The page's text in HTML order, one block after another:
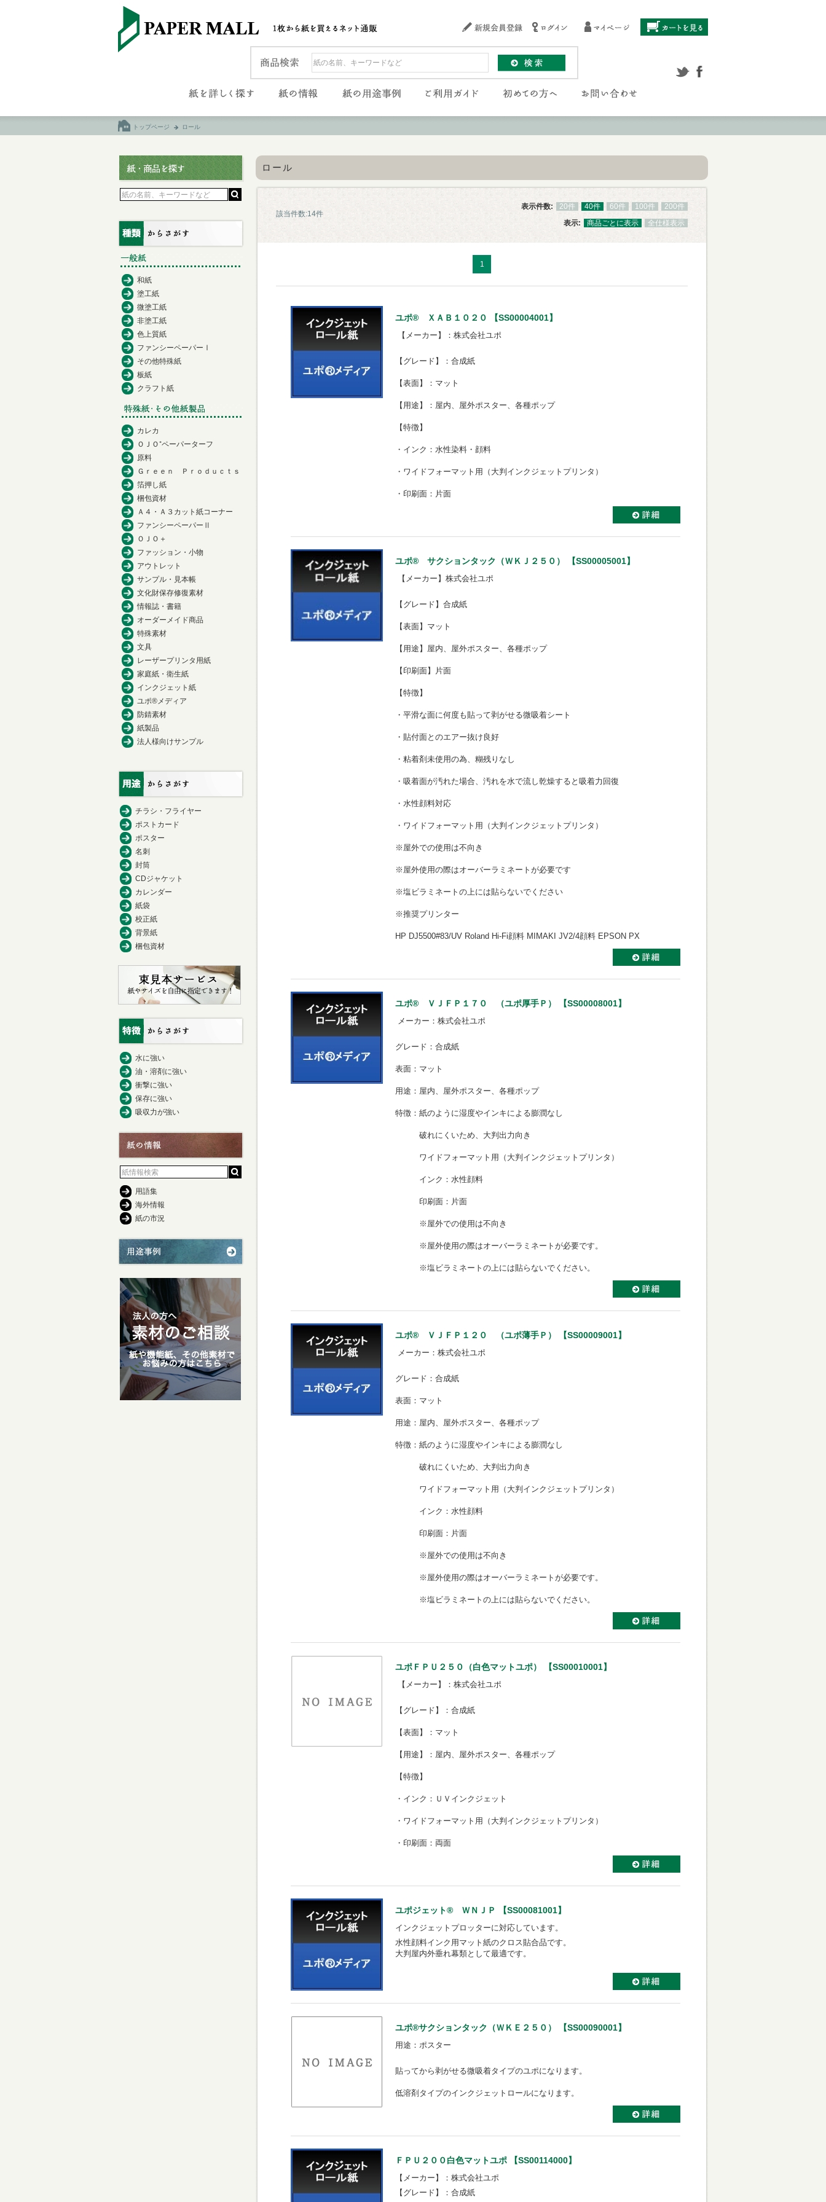
トップページ ロール
ロール
該当件数:14件
表示件数: 20件 40件 60件 100件
200件
表示:
商品ごとに表示 全仕様表示
1
ユポ® ＸＡＢ１０２０ 【SS00004001】
【メーカー】：株式会社ユポ
【グレード】：合成紙
【表面】：マット
【用途】：屋内、屋外ポスター、各種ポップ
【特徴】
・インク：水性染料・顔料
・ワイドフォーマット用（大判インクジェットプリンタ）
・印刷面：片面
ユポ® サクションタック（ＷＫＪ２５０） 【SS00005001】
【メーカー】株式会社ユポ
【グレード】合成紙
【表面】マット
【用途】屋内、屋外ポスター、各種ポップ
【印刷面】片面
【特徴】
・平滑な面に何度も貼って剥がせる微吸着シート
・貼付面とのエアー抜け良好
・粘着剤未使用の為、糊残りなし
・吸着面が汚れた場合、汚れを水で流し乾燥すると吸着力回復
・水性顔料対応
・ワイドフォーマット用（大判インクジェットプリンタ）
※屋外での使用は不向き
※屋外使用の際はオーバーラミネートが必要です
※塩ビラミネートの上には貼らないでください
※推奨プリンター
HP DJ5500#83/UV Roland Hi-Fi顔料 MIMAKI JV2/4顔料 EPSON PX
ユポ® ＶＪＦＰ１７０ （ユポ厚手Ｐ） 【SS00008001】
メーカー：株式会社ユポ
グレード：合成紙
表面：マット
用途：屋内、屋外ポスター、各種ポップ
特徴：紙のように湿度やインキによる膨潤なし
破れにくいため、大判出力向き
ワイドフォーマット用（大判インクジェットプリンタ）
インク：水性顔料
印刷面：片面
※屋外での使用は不向き
※屋外使用の際はオーバーラミネートが必要です。
※塩ビラミネートの上には貼らないでください。
ユポ® ＶＪＦＰ１２０ （ユポ薄手Ｐ） 【SS00009001】
メーカー：株式会社ユポ
グレード：合成紙
表面：マット
用途：屋内、屋外ポスター、各種ポップ
特徴：紙のように湿度やインキによる膨潤なし
破れにくいため、大判出力向き
ワイドフォーマット用（大判インクジェットプリンタ）
インク：水性顔料
印刷面：片面
※屋外での使用は不向き
※屋外使用の際はオーバーラミネートが必要です。
※塩ビラミネートの上には貼らないでください。
ユポＦＰＵ２５０（白色マットユポ） 【SS00010001】
【メーカー】：株式会社ユポ
【グレード】：合成紙
【表面】：マット
【用途】：屋内、屋外ポスター、各種ポップ
【特徴】
・インク：ＵＶインクジェット
・ワイドフォーマット用（大判インクジェットプリンタ）
・印刷面：両面
ユポジェット® ＷＮＪＰ 【SS00081001】
インクジェットプロッターに対応しています。
水性顔料インク用マット紙のクロス貼合品です。
大判屋内外垂れ幕類として最適です。
ユポ®サクションタック（ＷＫＥ２５０） 【SS00090001】
用途：ポスター
貼ってから剥がせる微吸着タイプのユポになります。
低溶剤タイプのインクジェットロールになります。
ＦＰＵ２００白色マットユポ 【SS00114000】
【メーカー】：株式会社ユポ
【グレード】：合成紙
和紙
塗工紙
微塗工紙
非塗工紙
色上質紙
ファンシーペーパーⅠ
その他特殊紙
板紙
クラフト紙
カレカ
ＯＪＯ⁺ペーパーターフ
原料
Ｇｒｅｅｎ Ｐｒｏｄｕｃｔｓ
箔押し紙
梱包資材
Ａ４・Ａ３カット紙コーナー
ファンシーペーパーⅡ
ＯＪＯ＋
ファッション・小物
アウトレット
サンプル・見本帳
文化財保存修復素材
情報誌・書籍
オーダーメイド商品
特殊素材
文具
レーザープリンタ用紙
家庭紙・衛生紙
インクジェット紙
ユポ®メディア
防錆素材
紙製品
法人様向けサンプル
チラシ・フライヤー
ポストカード
ポスター
名刺
封筒
CDジャケット
カレンダー
紙袋
校正紙
背景紙
梱包資材
水に強い
油・溶剤に強い
衝撃に強い
保存に強い
吸収力が強い
用語集
海外情報
紙の市況